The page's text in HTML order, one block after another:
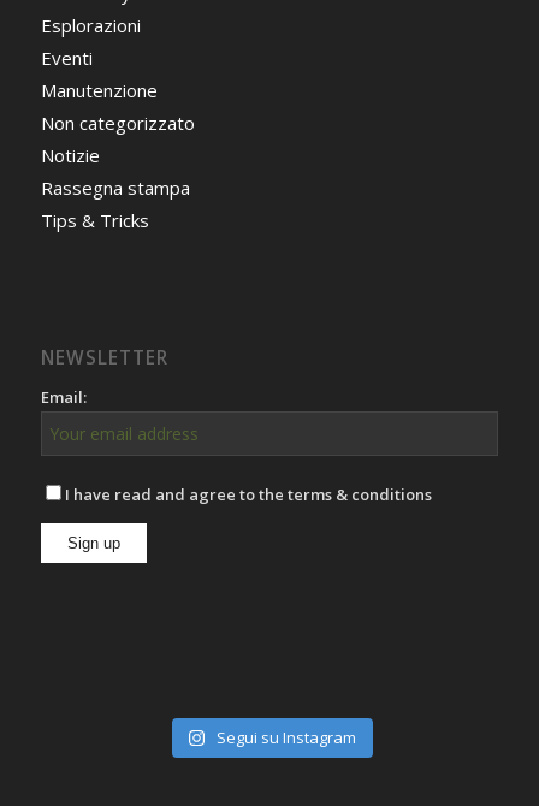
Esplorazioni
Eventi
Manutenzione
Non categorizzato
Notizie
Rassegna stampa
Tips & Tricks
NEWSLETTER
Email:
I have read and agree to the terms & conditions
Segui su Instagram